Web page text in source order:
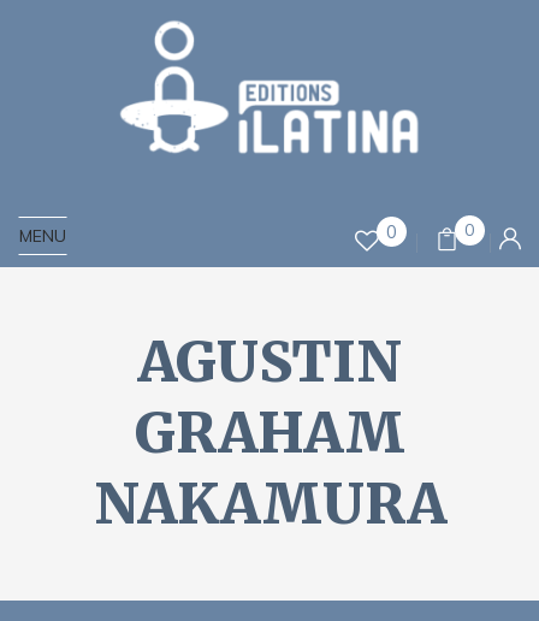
MENU 0 0
AGUSTIN
GRAHAM
NAKAMURA